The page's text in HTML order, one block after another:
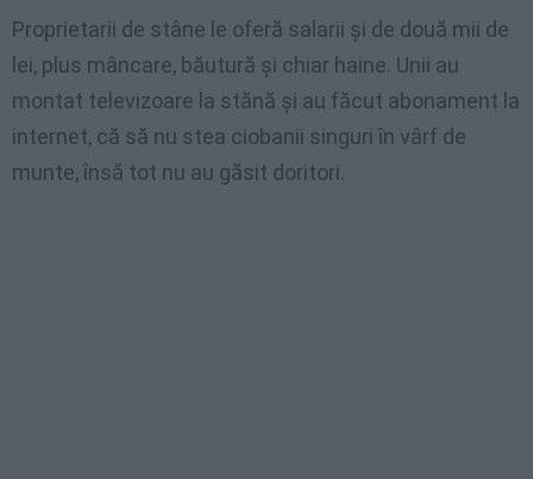
Proprietarii de stâne le oferă salarii și de două mii de
lei, plus mâncare, băutură și chiar haine. Unii au
montat televizoare la stănă și au făcut abonament la
internet, că să nu stea ciobanii singuri în vârf de
munte, însă tot nu au găsit doritori.